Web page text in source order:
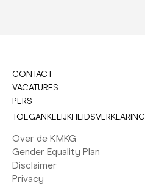
CONTACT
VACATURES
PERS
TOEGANKELIJKHEIDSVERKLARING
Over de KMKG
Gender Equality Plan
Disclaimer
Privacy